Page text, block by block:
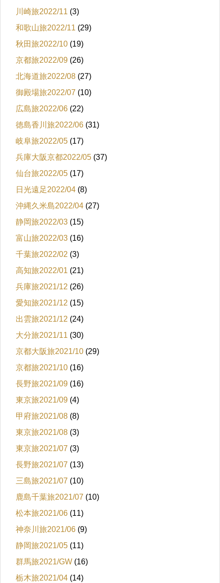
川崎旅2022/11 (3)
和歌山旅2022/11 (29)
秋田旅2022/10 (19)
京都旅2022/09 (26)
北海道旅2022/08 (27)
御殿場旅2022/07 (10)
広島旅2022/06 (22)
徳島香川旅2022/06 (31)
岐阜旅2022/05 (17)
兵庫大阪京都2022/05 (37)
仙台旅2022/05 (17)
日光遠足2022/04 (8)
沖縄久米島2022/04 (27)
静岡旅2022/03 (15)
富山旅2022/03 (16)
千葉旅2022/02 (3)
高知旅2022/01 (21)
兵庫旅2021/12 (26)
愛知旅2021/12 (15)
出雲旅2021/12 (24)
大分旅2021/11 (30)
京都大阪旅2021/10 (29)
京都旅2021/10 (16)
長野旅2021/09 (16)
東京旅2021/09 (4)
甲府旅2021/08 (8)
東京旅2021/08 (3)
東京旅2021/07 (3)
長野旅2021/07 (13)
三島旅2021/07 (10)
鹿島千葉旅2021/07 (10)
松本旅2021/06 (11)
神奈川旅2021/06 (9)
静岡旅2021/05 (11)
群馬旅2021/GW (16)
栃木旅2021/04 (14)